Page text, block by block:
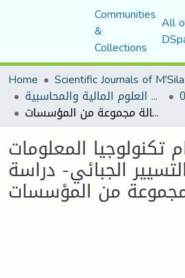
Communities
&
Collections
All
Home
مجلة البحوث في العلوم المالية والمحاسبية
أثر استخدام تكنولوجيا المعلومات على فعالية التسيير الجبائي- دراسة حالة مجموعة من المؤسسات
تكنولوجيا المعلومات
الجبائي- دراسة
من المؤسسات